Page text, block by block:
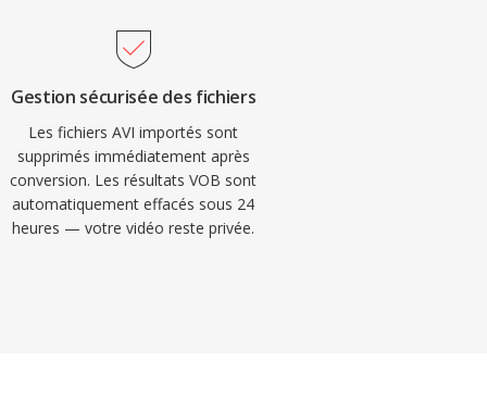
Gestion sécurisée des fichiers
Les fichiers AVI importés sont
supprimés immédiatement après
conversion. Les résultats VOB sont
automatiquement effacés sous 24
heures — votre vidéo reste privée.